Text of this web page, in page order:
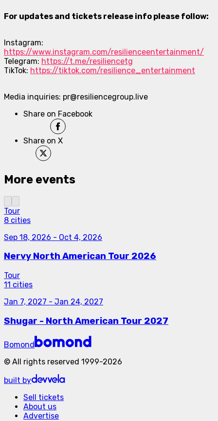
For updates and tickets release info please follow:
Instagram:
https://www.instagram.com/resilienceentertainment/
Telegram: https://t.me/resiliencetg
TikTok: https://tiktok.com/resilience_entertainment
Media inquiries: pr@resiliencegroup.live
Share on Facebook
Share on X
More events
Tour
8 cities
Sep 18, 2026 - Oct 4, 2026
Nervy North American Tour 2026
Tour
11 cities
Jan 7, 2027 - Jan 24, 2027
Shugar - North American Tour 2027
Bomond
© All rights reserved 1999-2026
built by
Sell tickets
About us
Advertise